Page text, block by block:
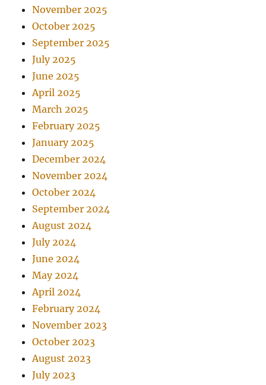
November 2025
October 2025
September 2025
July 2025
June 2025
April 2025
March 2025
February 2025
January 2025
December 2024
November 2024
October 2024
September 2024
August 2024
July 2024
June 2024
May 2024
April 2024
February 2024
November 2023
October 2023
August 2023
July 2023